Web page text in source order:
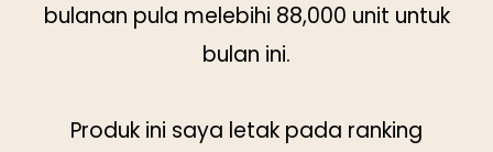
bulanan pula melebihi 88,000 unit untuk
bulan ini.
Produk ini saya letak pada ranking